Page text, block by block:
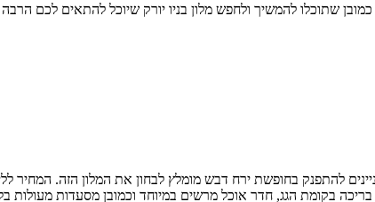
שתוכלו להמשיך ולחפש מלון בניו יורק שיוכל להתאים לכם
בקומת הגג, חדר אוכל מרשים במיוחד וכמובן מסעדות מעולות